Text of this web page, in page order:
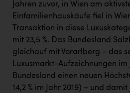
Jahren zuvor, in Wien am
Einfamilienhauskäufe fiel in
Transaktion in diese
mit 23,5 %. Das Bundesland
gleichauf mit Vorarlberg – das
Luxusmarkt-Aufzeichnungen im
Bundesland einen neuen
14,2 % im Jahr 2019) – und